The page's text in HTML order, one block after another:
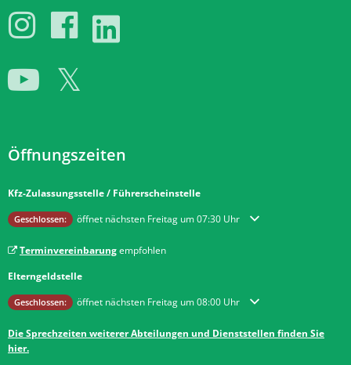
Öffnungszeiten
Kfz-Zulassungsstelle / Führerscheinstelle
Klicken, um weitere Öffnungs- oder Schließzeiten auszublenden
Geschlossen: öffnet nächsten Freitag um 07:30 Uhr
Terminvereinbarungempfohlen
Elterngeldstelle
Klicken, um weitere Öffnungs- oder Schließzeiten auszublenden
Geschlossen: öffnet nächsten Freitag um 08:00 Uhr
Die Sprechzeiten weiterer Abteilungen und Dienststellen finden Sie
hier.